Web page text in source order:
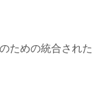
ための統合された